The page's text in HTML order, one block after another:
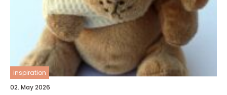
inspiration
02. May 2026